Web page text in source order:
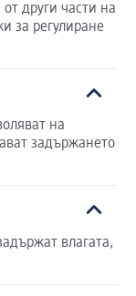
от други части на
за регулиране
на
задържането
влагата,